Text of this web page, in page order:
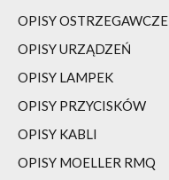
OPISY OSTRZEGAWCZE
OPISY URZĄDZEŃ
OPISY LAMPEK
OPISY PRZYCISKÓW
OPISY KABLI
OPISY MOELLER RMQ